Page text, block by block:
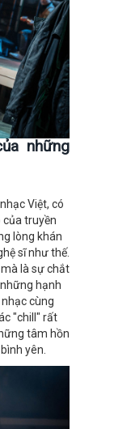
những
Việt, có
của truyền
lòng khán
sĩ như thế.
là sự chắt
hạnh
cùng
"chill" rất
tâm hồn
yên.